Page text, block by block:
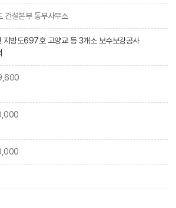
건설본부 동부사무소
방도697호 고양교 등 3개소 보수보강공사